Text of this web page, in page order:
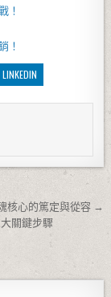
！
！
LINKEDIN
核心的篤定與從容 →
關鍵步驟